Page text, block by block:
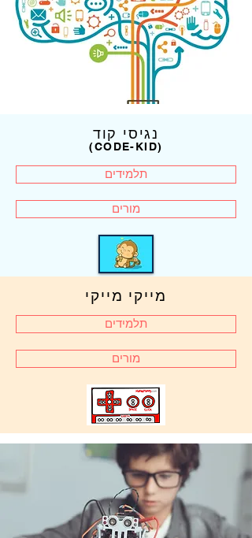
נגיסי קוד
(CODE-KID)
תלמידים
מורים
חשיבה מחשובית ב
תלמידים
מורים
מייקי מייקי
תלמידים
מורים